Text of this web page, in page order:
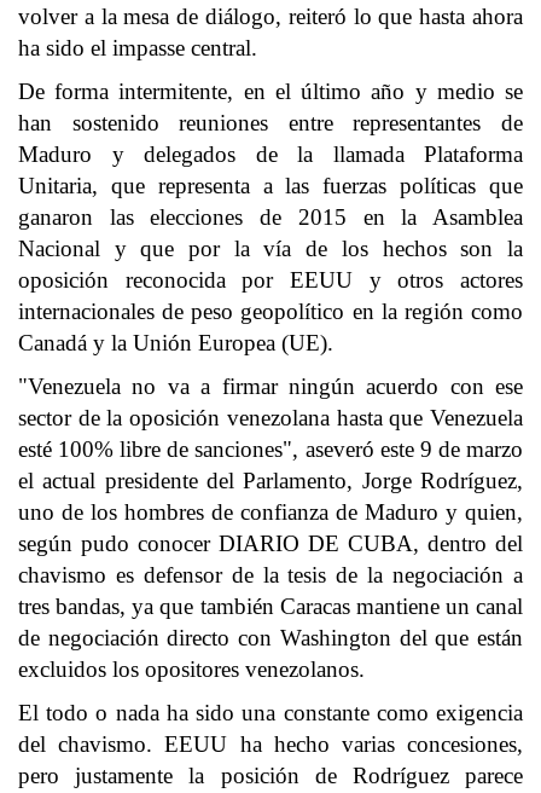
volver a la mesa de diálogo, reiteró lo que hasta ahora
ha sido el impasse central.
De forma intermitente, en el último año y medio se
han sostenido reuniones entre representantes de
Maduro y delegados de la llamada Plataforma
Unitaria, que representa a las fuerzas políticas que
ganaron las elecciones de 2015 en la Asamblea
Nacional y que por la vía de los hechos son la
oposición reconocida por EEUU y otros actores
internacionales de peso geopolítico en la región como
Canadá y la Unión Europea (UE).
"Venezuela no va a firmar ningún acuerdo con ese
sector de la oposición venezolana hasta que Venezuela
esté 100% libre de sanciones", aseveró este 9 de marzo
el actual presidente del Parlamento, Jorge Rodríguez,
uno de los hombres de confianza de Maduro y quien,
según pudo conocer DIARIO DE CUBA, dentro del
chavismo es defensor de la tesis de la negociación a
tres bandas, ya que también Caracas mantiene un canal
de negociación directo con Washington del que están
excluidos los opositores venezolanos.
El todo o nada ha sido una constante como exigencia
del chavismo. EEUU ha hecho varias concesiones,
pero justamente la posición de Rodríguez parece